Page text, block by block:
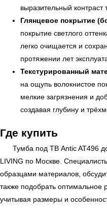
выразительный
Глянцевое покрытие
покрытие светлого
легко очищается и
протяжении лет
Текстурированный
на ощупь волокнистое
мелкие загрязнения и
создавая глубину и
Где купить
Тумба под ТВ Antic AT496
LIVING по Москве.
образцами материалов,
также подобрать
учитывая размеры и